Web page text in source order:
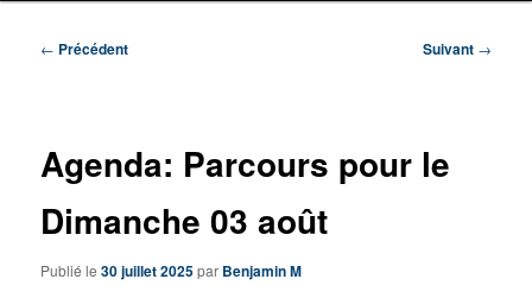
Navigation
← Précédent Suivant →
Agenda: Parcours pour le
Dimanche 03 août
Publié le30 juillet 2025par Benjamin M